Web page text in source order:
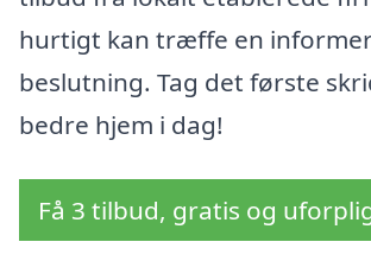
hurtigt kan træffe en
beslutning. Tag det første
bedre hjem i dag!
Få 3 tilbud, gratis og